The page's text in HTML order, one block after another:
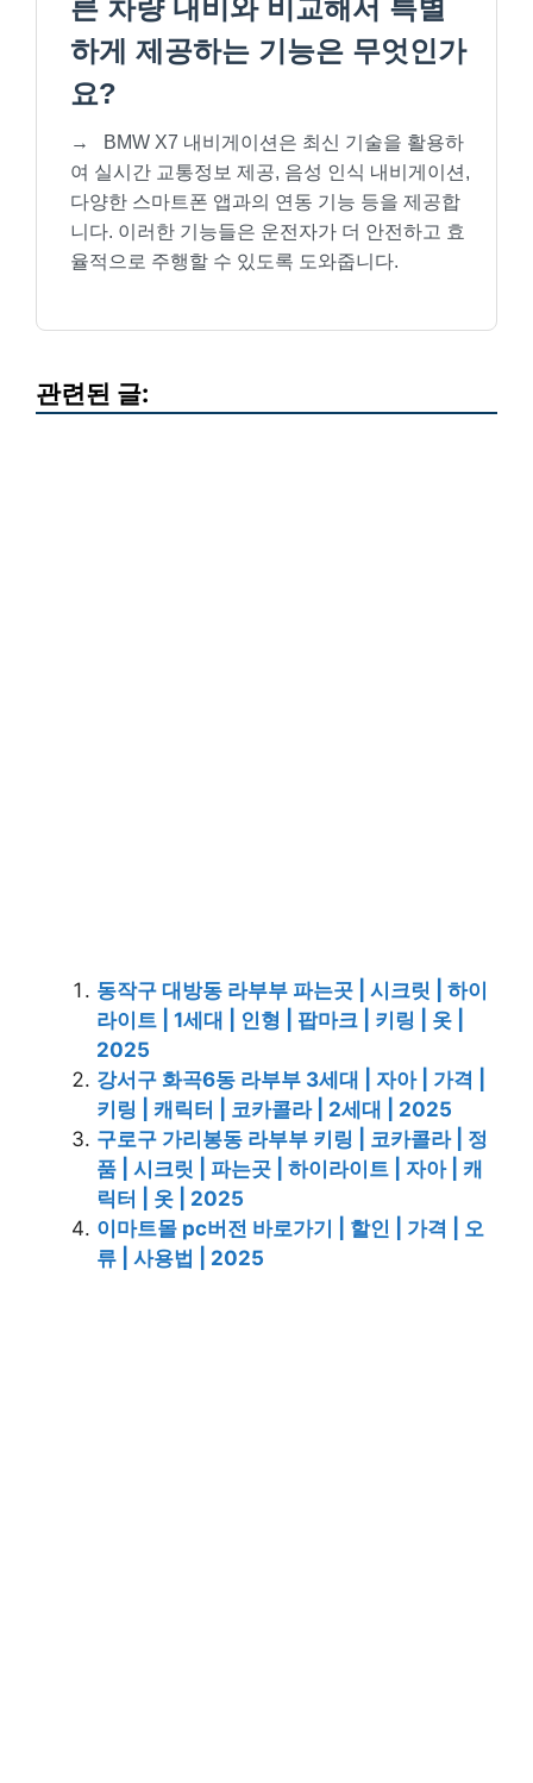
른 차량 내비와 비교해서 특별
하게 제공하는 기능은 무엇인가
요?
→
BMW X7 내비게이션은 최신 기술을 활용하
여 실시간 교통정보 제공, 음성 인식 내비게이션,
다양한 스마트폰 앱과의 연동 기능 등을 제공합
니다. 이러한 기능들은 운전자가 더 안전하고 효
율적으로 주행할 수 있도록 도와줍니다.
관련된 글:
동작구 대방동 라부부 파는곳 | 시크릿 | 하이
라이트 | 1세대 | 인형 | 팝마크 | 키링 | 옷 |
2025
강서구 화곡6동 라부부 3세대 | 자아 | 가격 |
키링 | 캐릭터 | 코카콜라 | 2세대 | 2025
구로구 가리봉동 라부부 키링 | 코카콜라 | 정
품 | 시크릿 | 파는곳 | 하이라이트 | 자아 | 캐
릭터 | 옷 | 2025
이마트몰 pc버전 바로가기 | 할인 | 가격 | 오
류 | 사용법 | 2025